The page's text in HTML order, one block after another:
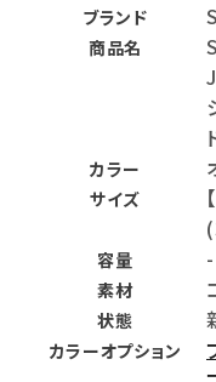
ブランド
商品名
カラー
サイズ
容量 -
素材
状態
カラーオプション